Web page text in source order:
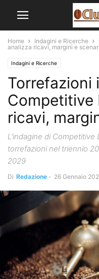
Home Indagini e Ricerche
analizza ricavi, margini e
Indagini e Ricerche
Torrefazioni
Competitive
ricavi,
L'indagine di Competitive
torrefazioni nel triennio
2029
Di Redazione - 26 Gennaio